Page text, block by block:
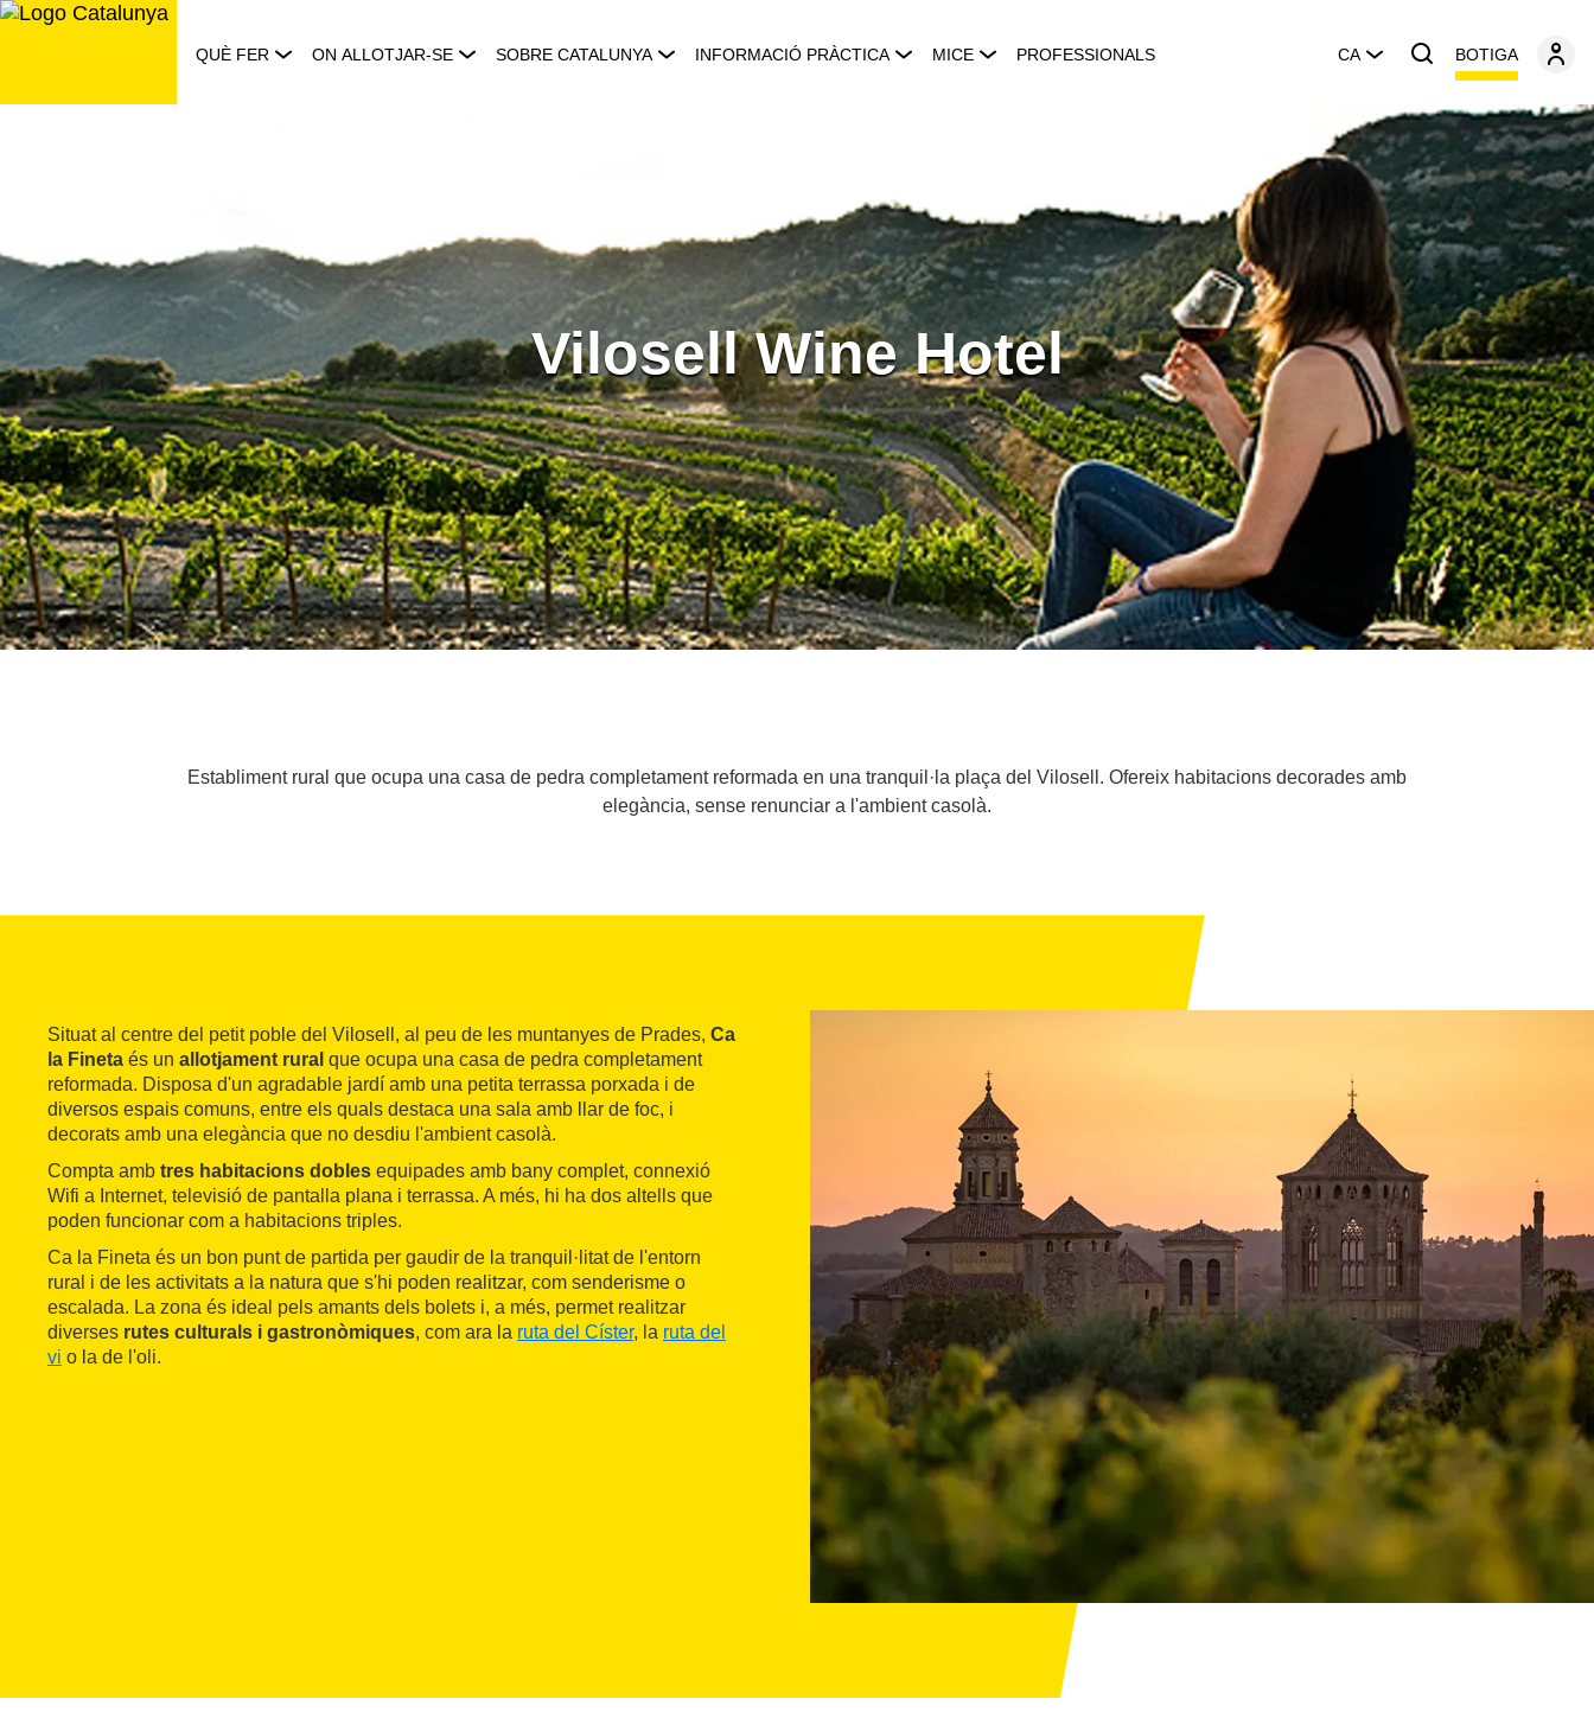
Saltar
QUÈ FER ON ALLOTJAR-SE SOBRE CATALUNYA INFORMACIÓ PRÀCTICA MICE PROFESSIONALS CA BOTIGA
Vilosell Wine Hotel
Establiment rural que ocupa una casa de pedra completament reformada en una tranquil·la plaça del Vilosell. Ofereix habitacions decorades amb
elegància, sense renunciar a l'ambient casolà.
Situat al centre del petit poble del Vilosell, al peu de les muntanyes de Prades, Ca
la Fineta és un allotjament rural que ocupa una casa de pedra completament
reformada. Disposa d'un agradable jardí amb una petita terrassa porxada i de
diversos espais comuns, entre els quals destaca una sala amb llar de foc, i
decorats amb una elegància que no desdiu l'ambient casolà.
Compta amb tres habitacions dobles equipades amb bany complet, connexió
Wifi a Internet, televisió de pantalla plana i terrassa. A més, hi ha dos altells que
poden funcionar com a habitacions triples.
Ca la Fineta és un bon punt de partida per gaudir de la tranquil·litat de l'entorn
rural i de les activitats a la natura que s'hi poden realitzar, com senderisme o
escalada. La zona és ideal pels amants dels bolets i, a més, permet realitzar
diverses rutes culturals i gastronòmiques, com ara la ruta del Císter, la ruta del
vi o la de l'oli.